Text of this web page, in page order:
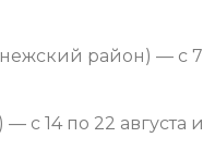
район) — с 7
с 14 по 22 августа и